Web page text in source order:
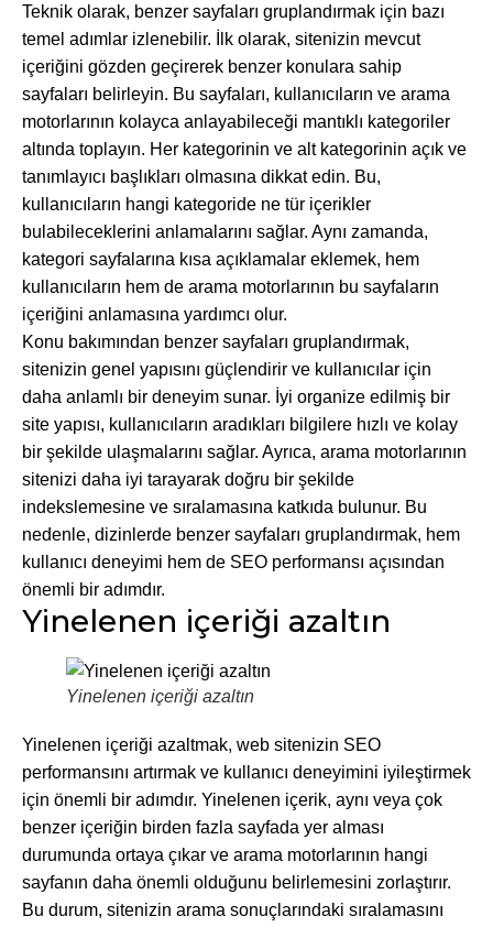
Teknik olarak, benzer sayfaları gruplandırmak için bazı
temel adımlar izlenebilir. İlk olarak, sitenizin mevcut
içeriğini gözden geçirerek benzer konulara sahip
sayfaları belirleyin. Bu sayfaları, kullanıcıların ve arama
motorlarının kolayca anlayabileceği mantıklı kategoriler
altında toplayın. Her kategorinin ve alt kategorinin açık ve
tanımlayıcı başlıkları olmasına dikkat edin. Bu,
kullanıcıların hangi kategoride ne tür içerikler
bulabileceklerini anlamalarını sağlar. Aynı zamanda,
kategori sayfalarına kısa açıklamalar eklemek, hem
kullanıcıların hem de arama motorlarının bu sayfaların
içeriğini anlamasına yardımcı olur.
Konu bakımından benzer sayfaları gruplandırmak,
sitenizin genel yapısını güçlendirir ve kullanıcılar için
daha anlamlı bir deneyim sunar. İyi organize edilmiş bir
site yapısı, kullanıcıların aradıkları bilgilere hızlı ve kolay
bir şekilde ulaşmalarını sağlar. Ayrıca, arama motorlarının
sitenizi daha iyi tarayarak doğru bir şekilde
indekslemesine ve sıralamasına katkıda bulunur. Bu
nedenle, dizinlerde benzer sayfaları gruplandırmak, hem
kullanıcı deneyimi hem de SEO performansı açısından
önemli bir adımdır.
Yinelenen içeriği azaltın
Yinelenen içeriği azaltın
Yinelenen içeriği azaltmak, web sitenizin SEO
performansını artırmak ve kullanıcı deneyimini iyileştirmek
için önemli bir adımdır. Yinelenen içerik, aynı veya çok
benzer içeriğin birden fazla sayfada yer alması
durumunda ortaya çıkar ve arama motorlarının hangi
sayfanın daha önemli olduğunu belirlemesini zorlaştırır.
Bu durum, sitenizin arama sonuçlarındaki sıralamasını